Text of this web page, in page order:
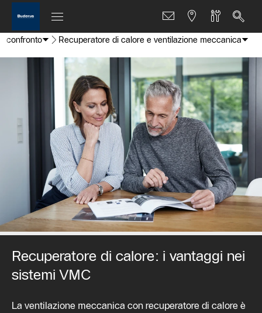
confronto Recuperatore di calore e ventilazione meccanica
Recuperatore di calore: i vantaggi nei
sistemi VMC
La ventilazione meccanica con recuperatore di calore è